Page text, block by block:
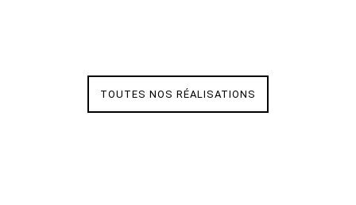
TOUTES NOS RÉALISATIONS